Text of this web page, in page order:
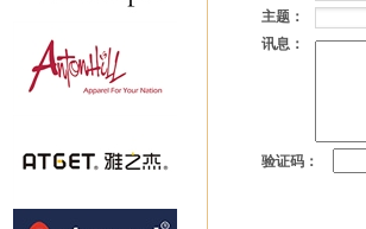
主题：
讯息：
验证码：